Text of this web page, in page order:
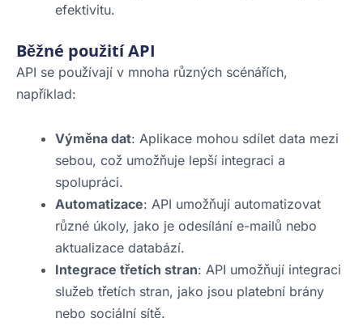
efektivitu.
Běžné použití API
API se používají v mnoha různých scénářích,
například:
Výměna dat: Aplikace mohou sdílet data mezi
sebou, což umožňuje lepší integraci a
spolupráci.
Automatizace: API umožňují automatizovat
různé úkoly, jako je odesílání e-mailů nebo
aktualizace databází.
Integrace třetích stran: API umožňují integraci
služeb třetích stran, jako jsou platební brány
nebo sociální sítě.